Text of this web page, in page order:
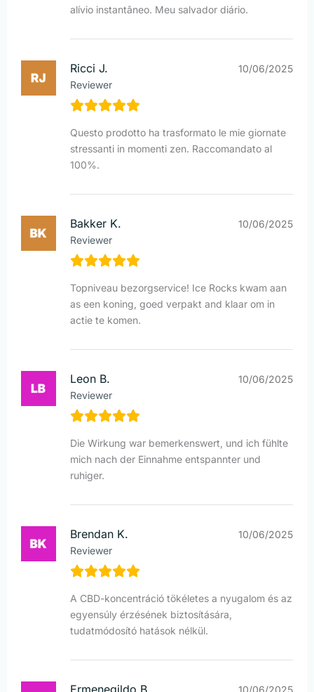
alívio instantâneo. Meu salvador diário.
Ricci J.
Reviewer
10/06/2025
Questo prodotto ha trasformato le mie giornate
stressanti in momenti zen. Raccomandato al
100%.
Bakker K.
Reviewer
10/06/2025
Topniveau bezorgservice! Ice Rocks kwam aan
as een koning, goed verpakt and klaar om in
actie te komen.
Leon B.
Reviewer
10/06/2025
Die Wirkung war bemerkenswert, und ich fühlte
mich nach der Einnahme entspannter und
ruhiger.
Brendan K.
Reviewer
10/06/2025
A CBD-koncentráció tökéletes a nyugalom és az
egyensúly érzésének biztosítására,
tudatmódosító hatások nélkül.
Ermenegildo B. 10/06/2025